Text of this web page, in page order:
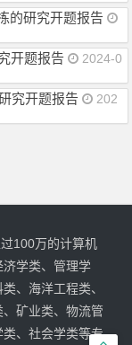
的研究开题报告
开题报告
2024-0
究开题报告
202
100万的计算机
学类、管理学
、海洋工程类、
矿业类、物流管
、社会学类等专